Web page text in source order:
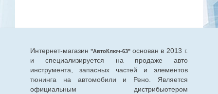
Интернет-магазин "АвтоКлюч-63" основан в 2013 г.
и специализируется на продаже авто
инструмента, запасных частей и элементов
тюнинга на автомобили и Рено. Является
официальным дистрибьютером